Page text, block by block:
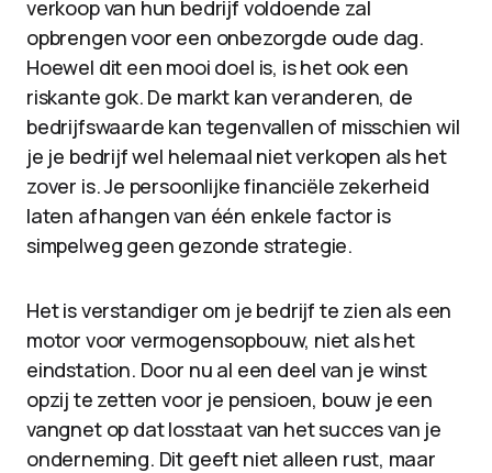
verkoop van hun bedrijf voldoende zal
opbrengen voor een onbezorgde oude dag.
Hoewel dit een mooi doel is, is het ook een
riskante gok. De markt kan veranderen, de
bedrijfswaarde kan tegenvallen of misschien wil
je je bedrijf wel helemaal niet verkopen als het
zover is. Je persoonlijke financiële zekerheid
laten afhangen van één enkele factor is
simpelweg geen gezonde strategie.
Het is verstandiger om je bedrijf te zien als een
motor voor vermogensopbouw, niet als het
eindstation. Door nu al een deel van je winst
opzij te zetten voor je pensioen, bouw je een
vangnet op dat losstaat van het succes van je
onderneming. Dit geeft niet alleen rust, maar